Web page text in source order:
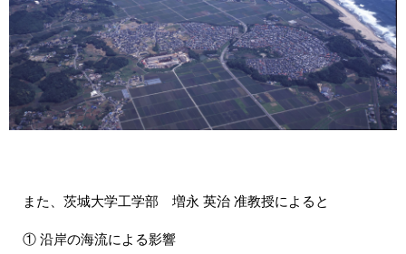
また、茨城大学工学部 増永 英治 准教授によると
① 沿岸の海流による影響